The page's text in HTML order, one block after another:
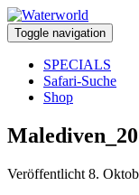
Toggle navigation
SPECIALS
Safari-Suche
Shop
Veröffentlicht 8.